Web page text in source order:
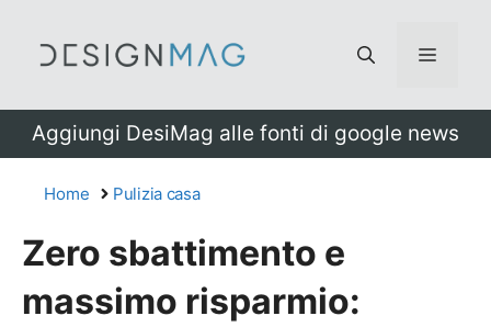
Menu
Aggiungi DesiMag alle fonti di google news
Home Pulizia casa
Zero sbattimento e
massimo risparmio: